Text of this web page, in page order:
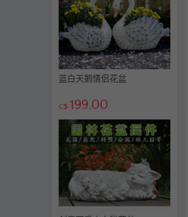
蓝白天鹅情侣花盆
C$ 199.00